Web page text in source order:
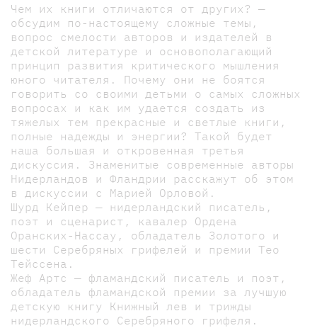
Чем их книги отличаются от других? —
обсудим по-настоящему сложные темы,
вопрос смелости авторов и издателей в
детской литературе и основополагающий
принцип развития критического мышления
юного читателя. Почему они не боятся
говорить со своими детьми о самых сложных
вопросах и как им удается создать из
тяжелых тем прекрасные и светлые книги,
полные надежды и энергии? Такой будет
наша большая и откровенная третья
дискуссия. Знаменитые современные авторы
Нидерландов и Фландрии расскажут об этом
в дискуссии с Марией Орловой.
Шурд Кейпер — нидерландский писатель,
поэт и сценарист, кавалер Ордена
Оранских-Нассау, обладатель Золотого и
шести Серебряных грифелей и премии Тео
Тейссена.
Жеф Артс — фламандский писатель и поэт,
обладатель фламандской премии за лучшую
детскую книгу Книжный лев и трижды
нидерландского Серебряного грифеля.